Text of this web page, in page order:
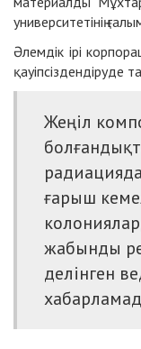
университетінің
Әлемдік ірі
қауіпсіздендіруде
Жеңіл
ғарыш
жабынды
делінген